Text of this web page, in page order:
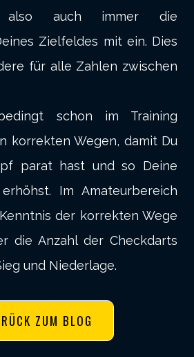
also auch immer die
Zielfeldes mit ein. Dies
für alle Zahlen zwischen
schon im Training
korrekten Wegen, damit Du
parat hast und so Deine
Im Amateurbereich
der korrekten Wege
die Anzahl der Checkdarts
und Niederlage.
ZUM BLOG